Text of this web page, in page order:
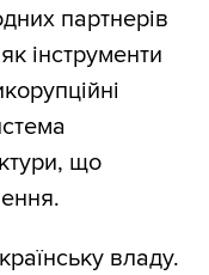
партнерів
інструменти
що
владу.